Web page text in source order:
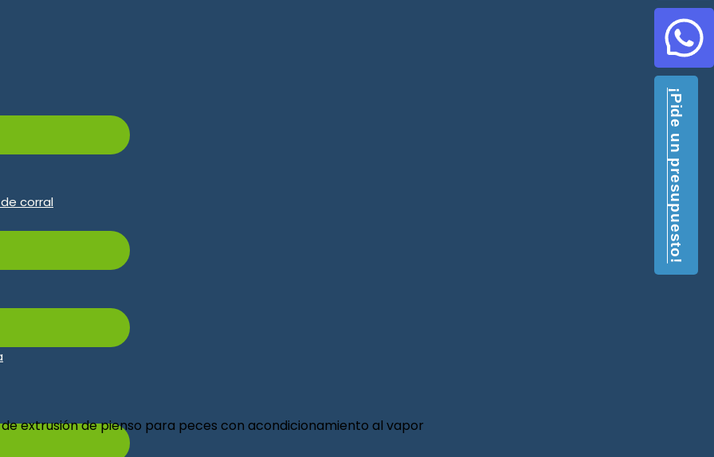
corral
de pienso para peces de tipo
húmedo RICHI?
húmedo y alto rendimiento es esencial para producir pellets de pienso acuático
de tecnología avanzada de extrusión y procesos de acondicionamiento con vapor,
logra unos resultados de expansión superiores y un control preciso de la densidad de
producción de pellets de pienso tanto flotantes como que se hunden.
Póngase en contacto con nosotros
¡Pide un presupuesto!